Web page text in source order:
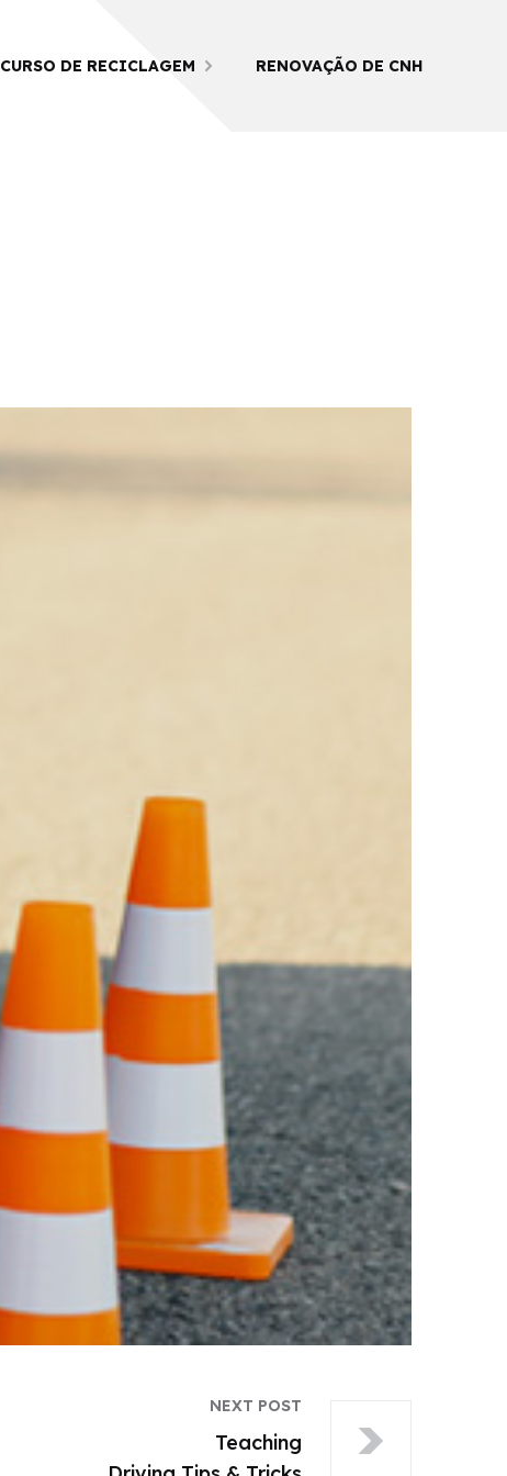
CURSO DE RECICLAGEM RENOVAÇÃO DE CNH
NEXT POST
Teaching